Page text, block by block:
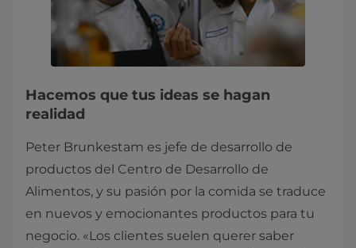
Hacemos que tus ideas se hagan
realidad
Peter Brunkestam es jefe de desarrollo de
productos del Centro de Desarrollo de
Alimentos, y su pasión por la comida se traduce
en nuevos y emocionantes productos para tu
negocio. «Los clientes suelen querer saber